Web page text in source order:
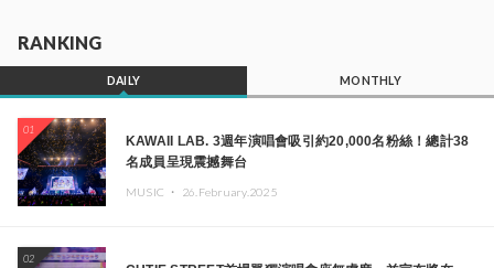
RANKING
DAILY MONTHLY
01
KAWAII LAB. 3週年演唱會吸引約20,000名粉絲！總計38
名成員呈現震撼舞台
MUSIC ・ 26.February.2025
02